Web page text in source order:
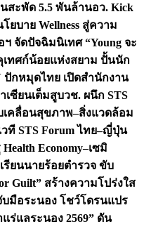
สะพัด 5.5 พันล้านอว. Kick
ยบาย Wellness สู่ความ
จัดปัจฉิมนิเทศ “Young จะ
เทศก์น้อยแห่งสยาม ปั้นนัก
ปักหมุดไทย เปิดสำนักงาน
เซียนเต็มสูบวช. ผนึก STS
เคลื่อนสุขภาพ–สิ่งแวดล้อม
วที STS Forum ไทย–ญี่ปุ่น
Economy–เซมิ
รียนนายร้อยตำรวจ ขับ
Guilt” สร้างความโปร่งใส
บมือระนอง โชว์โดรนแปร
ร่แลระนอง 2569” ดัน